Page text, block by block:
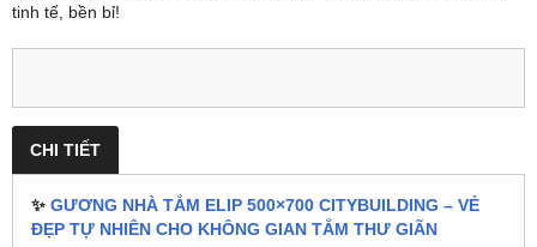
tinh tế, bền bỉ!
CHI TIẾT
✨ GƯƠNG NHÀ TẮM ELIP 500×700 CITYBUILDING – VẺ
ĐẸP TỰ NHIÊN CHO KHÔNG GIAN TẮM THƯ GIÃN